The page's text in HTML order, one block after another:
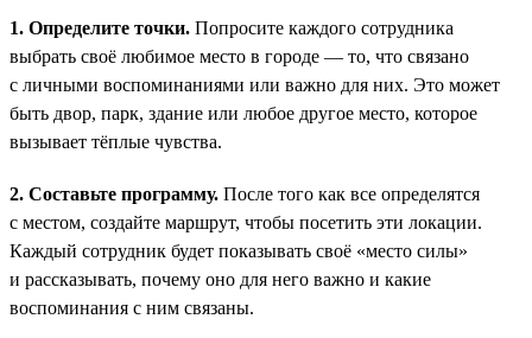
1. Определите точки. Попросите каждого сотрудника
выбрать своё любимое место в городе — то, что связано
с личными воспоминаниями или важно для них. Это может
быть двор, парк, здание или любое другое место, которое
вызывает тёплые чувства.
2. Составьте программу. После того как все определятся
с местом, создайте маршрут, чтобы посетить эти локации.
Каждый сотрудник будет показывать своё «место силы»
и рассказывать, почему оно для него важно и какие
воспоминания с ним связаны.